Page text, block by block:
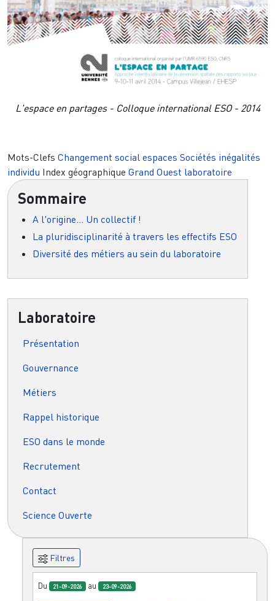
Sommaire
A l'origine... Un collectif !
La pluridisciplinarité à travers les effectifs ESO
Diversité des métiers au sein du laboratoire
Laboratoire
Présentation
Gouvernance
Métiers
Rappel historique
ESO dans le monde
Recrutement
Contact
Science Ouverte
L'espace en partages - Colloque international ESO - 2014
Mots-Clefs Changement social espaces Sociétés inégalités
individu Index géographique Grand Ouest laboratoire
Filtres
Du 21-09-2026 au 23-09-2026